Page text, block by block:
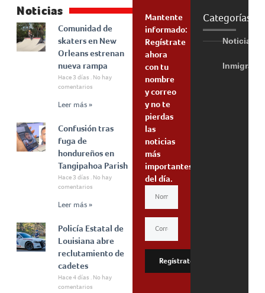
Noticias
Comunidad de
skaters en New
Orleans estrenan
nueva rampa
Hace 3 días
No hay
comentarios
Leer más »
Confusión tras
fuga de
hondureños en
Tangipahoa Parish
Hace 3 días
No hay
comentarios
Leer más »
Policía Estatal de
Louisiana abre
reclutamiento de
cadetes
Hace 4 días
No hay
comentarios
Mantente
informado:
Regístrate
ahora
con tu
nombre
y correo
y no te
pierdas
las
noticias
más
importantes
del día.
Regístrate
Categorías
Noticias